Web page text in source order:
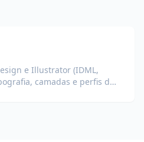
e Illustrator (IDML,
camadas e perfis de